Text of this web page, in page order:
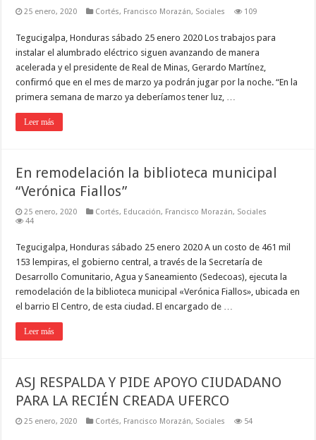
25 enero, 2020 Cortés, Francisco Morazán, Sociales 109
Tegucigalpa, Honduras sábado 25 enero 2020 Los trabajos para
instalar el alumbrado eléctrico siguen avanzando de manera
acelerada y el presidente de Real de Minas, Gerardo Martínez,
confirmó que en el mes de marzo ya podrán jugar por la noche. “En la
primera semana de marzo ya deberíamos tener luz, …
Leer más
En remodelación la biblioteca municipal
“Verónica Fiallos”
25 enero, 2020 Cortés, Educación, Francisco Morazán, Sociales
44
Tegucigalpa, Honduras sábado 25 enero 2020 A un costo de 461 mil
153 lempiras, el gobierno central, a través de la Secretaría de
Desarrollo Comunitario, Agua y Saneamiento (Sedecoas), ejecuta la
remodelación de la biblioteca municipal «Verónica Fiallos», ubicada en
el barrio El Centro, de esta ciudad. El encargado de …
Leer más
ASJ RESPALDA Y PIDE APOYO CIUDADANO
PARA LA RECIÉN CREADA UFERCO
25 enero, 2020 Cortés, Francisco Morazán, Sociales 54